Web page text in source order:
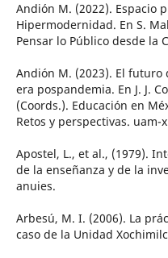
Andión M. (2022). Espacio
Hipermodernidad. En S.
Pensar lo Público desde la
Andión M. (2023). El
era pospandemia. En J. J.
(Coords.). Educación en
Retos y perspectivas. uam-
Apostel, L., et al., (1979).
de la enseñanza y de la
anuies.
Arbesú, M. I. (2006). La
caso de la Unidad